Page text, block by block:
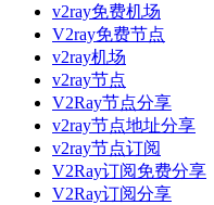
v2ray免费机场
V2ray免费节点
v2ray机场
v2ray节点
V2Ray节点分享
v2ray节点地址分享
v2ray节点订阅
V2Ray订阅免费分享
V2Ray订阅分享